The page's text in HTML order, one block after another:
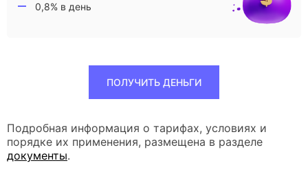
0,8% в день
ПОЛУЧИТЬ ДЕНЬГИ
Подробная информация о тарифах, условиях и
порядке их применения, размещена в разделе
документы.